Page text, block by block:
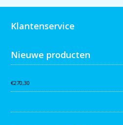
Klantenservice
Nieuwe producten
€270,30